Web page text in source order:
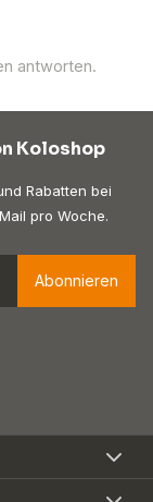
antworten.
Koloshop
Rabatten bei
pro Woche.
Abonnieren